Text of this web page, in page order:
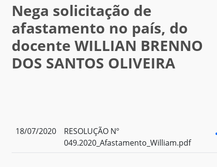
Nega solicitação de
afastamento no país, do
docente WILLIAN BRENNO
DOS SANTOS OLIVEIRA
18/07/2020
RESOLUÇÃO Nº
049.2020_Afastamento_William.pdf